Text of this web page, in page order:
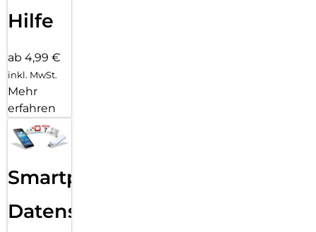
Hilfe
ab 4,99 €
inkl. MwSt.
Mehr
erfahren
Smartphone
Datensicherung